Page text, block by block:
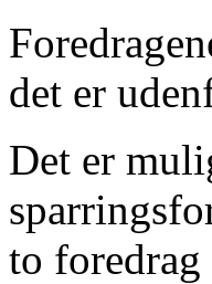
det er
Det er
to foredrag